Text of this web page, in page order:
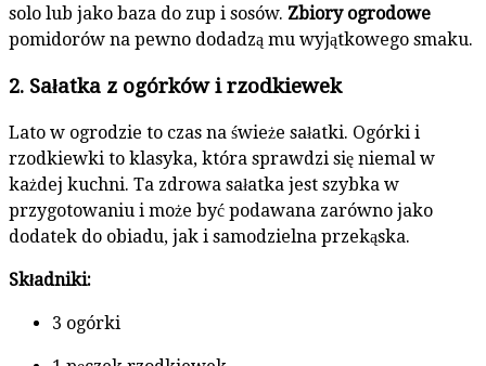
solo lub jako baza do zup i sosów. Zbiory ogrodowe
pomidorów na pewno dodadzą mu wyjątkowego smaku.
2. Sałatka z ogórków i rzodkiewek
Lato w ogrodzie to czas na świeże sałatki. Ogórki i
rzodkiewki to klasyka, która sprawdzi się niemal w
każdej kuchni. Ta zdrowa sałatka jest szybka w
przygotowaniu i może być podawana zarówno jako
dodatek do obiadu, jak i samodzielna przekąska.
Składniki:
3 ogórki